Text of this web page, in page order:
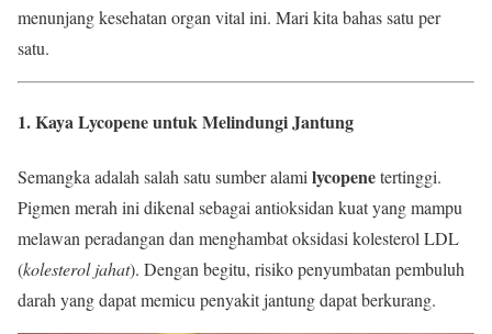
menunjang kesehatan organ vital ini. Mari kita bahas satu per
satu.
1. Kaya Lycopene untuk Melindungi Jantung
Semangka adalah salah satu sumber alami lycopenetertinggi.
Pigmen merah ini dikenal sebagai antioksidan kuat yang mampu
melawan peradangan dan menghambat oksidasi kolesterol LDL
(kolesterol jahat). Dengan begitu, risiko penyumbatan pembuluh
darah yang dapat memicu penyakit jantung dapat berkurang.